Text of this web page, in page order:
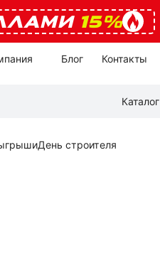
15%
Блог Контакты
Каталог
День строителя